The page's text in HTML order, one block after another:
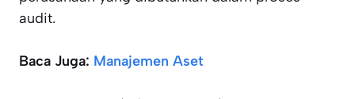
audit.
Baca Juga: Manajemen Aset